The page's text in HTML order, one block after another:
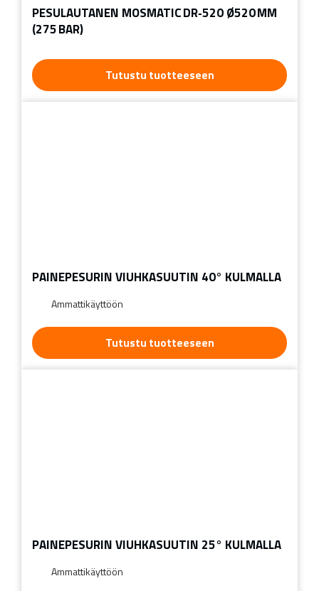
PESULAUTANEN MOSMATIC DR‑520 Ø520 MM
(275 BAR)
Tutustu tuotteeseen
PAINEPESURIN VIUHKASUUTIN 40° KULMALLA
Ammattikäyttöön
Tutustu tuotteeseen
PAINEPESURIN VIUHKASUUTIN 25° KULMALLA
Ammattikäyttöön